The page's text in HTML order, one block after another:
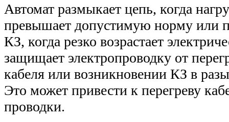
Автомат размыкает цепь, когда
превышает допустимую норму или
КЗ, когда резко возрастает
защищает электропроводку от
кабеля или возникновении КЗ в разы
Это может привести к перегреву
проводки.